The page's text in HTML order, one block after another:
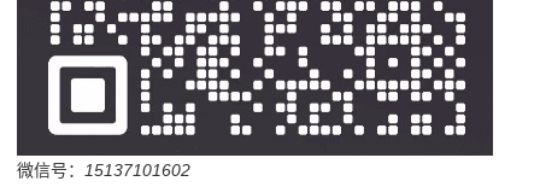
微信号：
15137101602